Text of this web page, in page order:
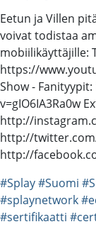
Eetun ja Villen
voivat todistaa
mobiilikäyttäjille:
https://
Show -
v=gIO6IA3Ra0w
http://
http://
http://
#Splay#Suomi
#splaynetwork
#sertifikaatti